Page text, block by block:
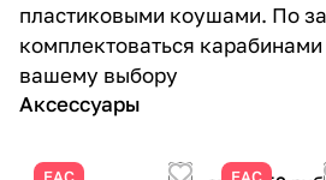
пластиковыми коушами. По
комплектоваться
вашему выбору
Аксессуары
ЕАС ЕАС